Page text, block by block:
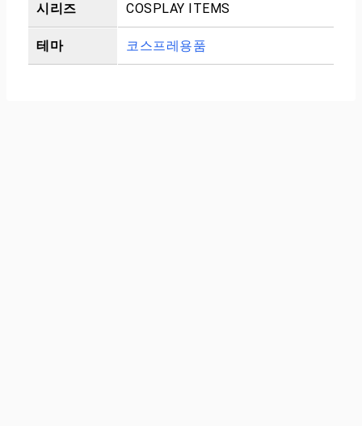
시리즈 COSPLAY ITEMS
테마 코스프레용품